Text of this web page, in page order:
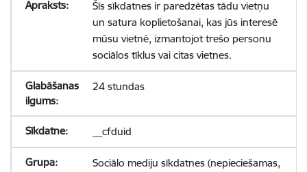
Šīs sīkdatnes ir paredzētas tādu vietņu
un satura koplietošanai, kas jūs interesē
mūsu vietnē, izmantojot trešo personu
sociālos tīklus vai citas vietnes.
24 stundas
__cfduid
Sociālo mediju sīkdatnes (nepieciešamas,